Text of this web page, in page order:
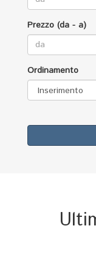
Prezzo (da - a)
Ordinamento